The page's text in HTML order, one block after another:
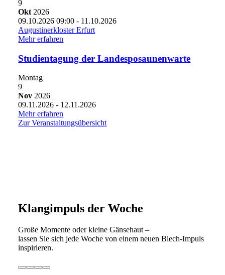
9
Okt 2026
09.10.202609:00 - 11.10.2026
Augustinerkloster Erfurt
Mehr erfahren
Studientagung der Landesposaunenwarte
Montag
9
Nov 2026
09.11.2026 - 12.11.2026
Mehr erfahren
Zur Veranstaltungsübersicht
Klangimpuls der Woche
Große Momente oder kleine Gänsehaut –
lassen Sie sich jede Woche von einem neuen Blech-Impuls
inspirieren.